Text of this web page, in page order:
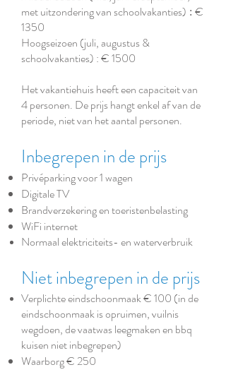
met uitzondering van schoolvakanties) : €
1350
Hoogseizoen (juli, augustus &
schoolvakanties) : € 1500
Het vakantiehuis heeft een capaciteit van
4 personen. De prijs hangt enkel af van de
periode, niet van het aantal personen.​
Inbegrepen in de prijs
Privéparking voor 1 wagen
Digitale TV
Brandverzekering en toeristenbelasting
WiFi internet
Normaalelektriciteits- en waterverbruik
Nietinbegrepenin de prijs
Verplichte eindschoonmaak € 100 (in de
eindschoonmaak is opruimen, vuilnis
wegdoen, de vaatwas leegmaken en bbq
kuisen niet inbegrepen)
Waarborg € 250